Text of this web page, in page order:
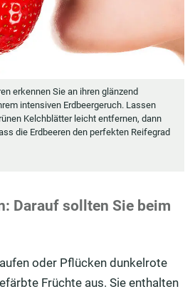
erkennen Sie an ihren glänzend
intensiven Erdbeergeruch. Lassen
Kelchblätter leicht entfernen, dann
die Erdbeeren den perfekten Reifegrad
Darauf sollten Sie beim
oder Pflücken dunkelrote
Früchte aus. Sie enthalten